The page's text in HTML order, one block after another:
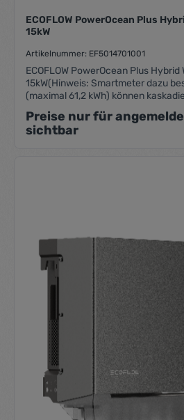
ECOFLOW PowerOcean Plus
15kW
Artikelnummer: EF5014701001
ECOFLOW PowerOcean Plus
15kW(Hinweis: Smartmeter dazu
(maximal 61,2 kWh) können
Preise nur für
sichtbar